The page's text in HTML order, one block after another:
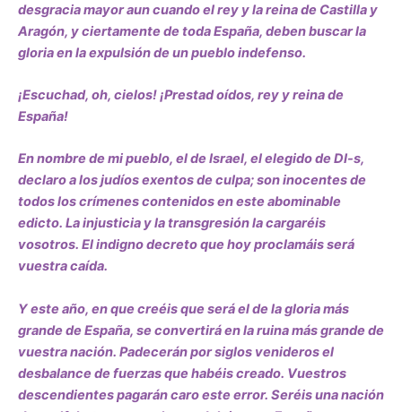
desgracia mayor aun cuando el rey y la reina de Castilla y
Aragón, y ciertamente de toda España, deben buscar la
gloria en la expulsión de un pueblo indefenso.
¡Escuchad, oh, cielos! ¡Prestad oídos, rey y reina de
España!
En nombre de mi pueblo, el de Israel, el elegido de DI-s,
declaro a los judíos exentos de culpa; son inocentes de
todos los crímenes contenidos en este abominable
edicto. La injusticia y la transgresión la cargaréis
vosotros. El indigno decreto que hoy proclamáis será
vuestra caída.
Y este año, en que creéis que será el de la gloria más
grande de España, se convertirá en la ruina más grande de
vuestra nación. Padecerán por siglos venideros el
desbalance de fuerzas que habéis creado. Vuestros
descendientes pagarán caro este error. Seréis una nación